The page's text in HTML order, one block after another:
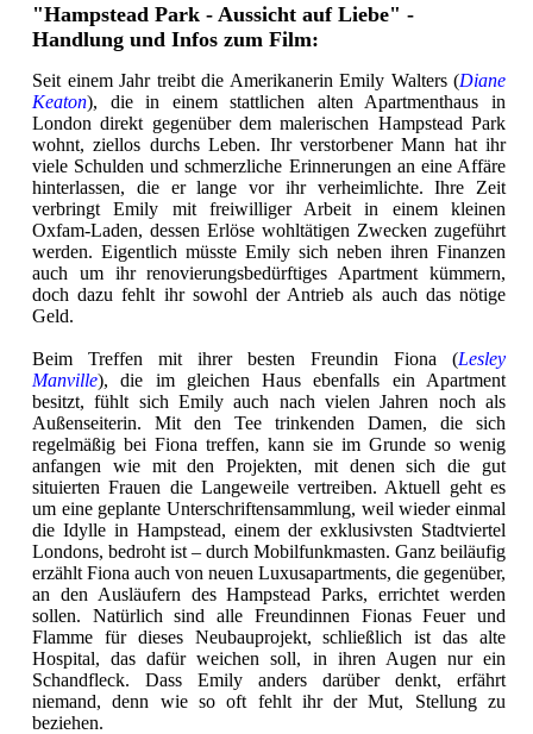
"Hampstead Park - Aussicht auf Liebe" -
Handlung und Infos zum Film:
Seit einem Jahr treibt die Amerikanerin Emily Walters (Diane
Keaton), die in einem stattlichen alten Apartmenthaus in
London direkt gegenüber dem malerischen Hampstead Park
wohnt, ziellos durchs Leben. Ihr verstorbener Mann hat ihr
viele Schulden und schmerzliche Erinnerungen an eine Affäre
hinterlassen, die er lange vor ihr verheimlichte. Ihre Zeit
verbringt Emily mit freiwilliger Arbeit in einem kleinen
Oxfam-Laden, dessen Erlöse wohltätigen Zwecken zugeführt
werden. Eigentlich müsste Emily sich neben ihren Finanzen
auch um ihr renovierungsbedürftiges Apartment kümmern,
doch dazu fehlt ihr sowohl der Antrieb als auch das nötige
Geld.
Beim Treffen mit ihrer besten Freundin Fiona (Lesley
Manville), die im gleichen Haus ebenfalls ein Apartment
besitzt, fühlt sich Emily auch nach vielen Jahren noch als
Außenseiterin. Mit den Tee trinkenden Damen, die sich
regelmäßig bei Fiona treffen, kann sie im Grunde so wenig
anfangen wie mit den Projekten, mit denen sich die gut
situierten Frauen die Langeweile vertreiben. Aktuell geht es
um eine geplante Unterschriftensammlung, weil wieder einmal
die Idylle in Hampstead, einem der exklusivsten Stadtviertel
Londons, bedroht ist – durch Mobilfunkmasten. Ganz beiläufig
erzählt Fiona auch von neuen Luxusapartments, die gegenüber,
an den Ausläufern des Hampstead Parks, errichtet werden
sollen. Natürlich sind alle Freundinnen Fionas Feuer und
Flamme für dieses Neubauprojekt, schließlich ist das alte
Hospital, das dafür weichen soll, in ihren Augen nur ein
Schandfleck. Dass Emily anders darüber denkt, erfährt
niemand, denn wie so oft fehlt ihr der Mut, Stellung zu
beziehen.